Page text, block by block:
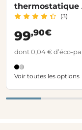
thermostatique
(3)
99,90€
dont 0,04 € d’éco-
Voir toutes les options